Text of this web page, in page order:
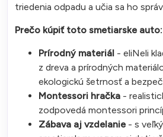
triedenia odpadu a učia sa ho
Prečo kúpiť toto smetiarske auto:
Prírodný materiál - eliNeli
z dreva a prírodných
ekologickú šetrnosť a
Montessori hračka -
zodpovedá montessori
Zábava aj vzdelanie - s